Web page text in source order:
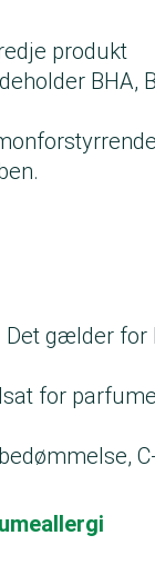
produkt
BHA,
gælder for
for